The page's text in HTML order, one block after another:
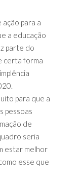
para a
a educação
parte do
certa forma
para que a
pessoas
de
seria
estar melhor
esse que